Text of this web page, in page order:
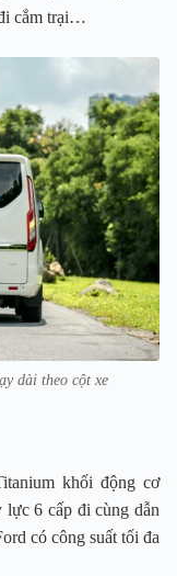
cắm trại…
dài theo cột xe
khối động cơ
6 cấp đi cùng dẫn
có công suất tối đa